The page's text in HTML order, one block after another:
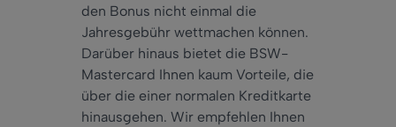
den Bonus nicht einmal die
Jahresgebühr wettmachen können.
Darüber hinaus bietet die BSW-
Mastercard Ihnen kaum Vorteile, die
über die einer normalen Kreditkarte
hinausgehen. Wir empfehlen Ihnen